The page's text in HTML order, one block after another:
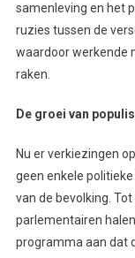
samenleving en het
ruzies tussen de
waardoor werkende
raken.
De groei van
Nu er verkiezingen
geen enkele
van de bevolking.
parlementairen
programma aan dat